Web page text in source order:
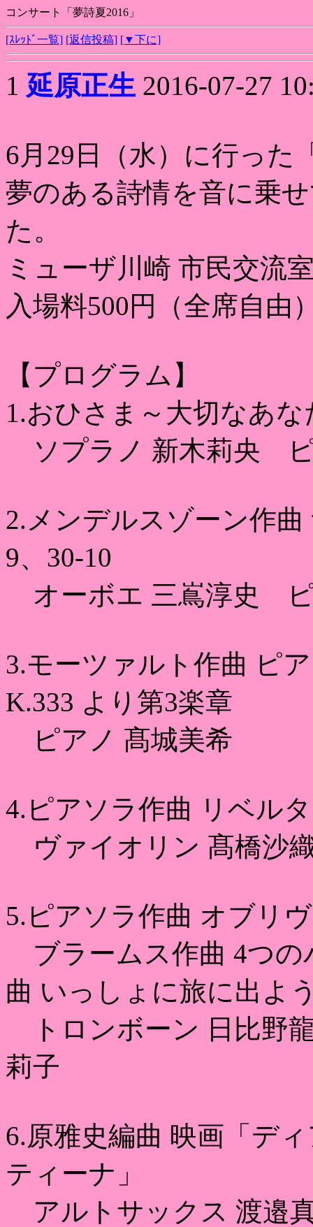
コンサート「夢詩夏2016」
[ｽﾚｯﾄﾞ一覧] [返信投稿] [▼下に]
1 延原正生 2016-07-27
6月29日（水）に行った
夢のある詩情を音に乗
た。
ミューザ川崎 市民交流
入場料500円（全席自由
【プログラム】
1.おひさま～大切なあな
ソプラノ 新木莉央 ピ
2.メンデルスゾーン作曲
9、30-10
オーボエ 三嶌淳史 ピ
3.モーツァルト作曲 ピ
K.333 より第3楽章
ピアノ 髙城美希
4.ピアソラ作曲 リベル
ヴァイオリン 髙橋沙
5.ピアソラ作曲 オブリ
ブラームス作曲 4つの
曲 いっしょに旅に出よ
トロンボーン 日比野
莉子
6.原雅史編曲 映画「デ
ティーナ」
アルトサックス 渡邉